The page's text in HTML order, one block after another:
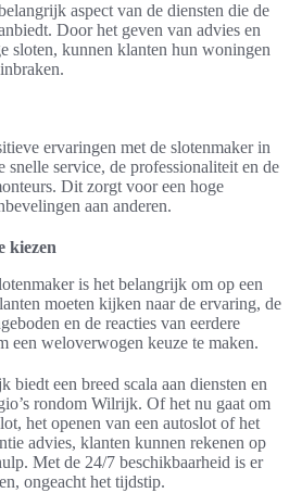
aspect van de diensten die de
Door het geven van advies en
sloten, kunnen klanten hun woningen
ervaringen met de slotenmaker in
service, de professionaliteit en de
Dit zorgt voor een hoge
aan anderen.
kiezen
is het belangrijk om op een
moeten kijken naar de ervaring, de
en de reacties van eerdere
een weloverwogen keuze te maken.
biedt een breed scala aan diensten en
rondom Wilrijk. Of het nu gaat om
het openen van een autoslot of het
advies, klanten kunnen rekenen op
Met de 24/7 beschikbaarheid is er
ongeacht het tijdstip.